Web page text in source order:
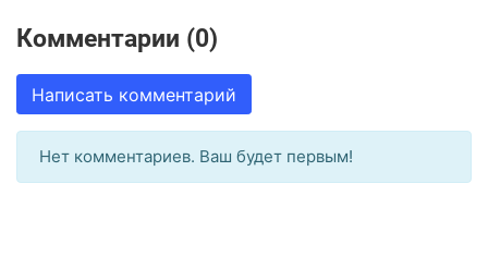
Комментарии (0)
Написать комментарий
Нет комментариев. Ваш будет первым!